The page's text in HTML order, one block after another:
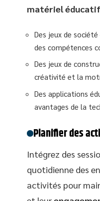
matériel éducatif
Des jeux de
des compétences
Des jeux de
créativité et la
Des applications
avantages de la
Planifier des
Intégrez des
quotidienne des
activités pour